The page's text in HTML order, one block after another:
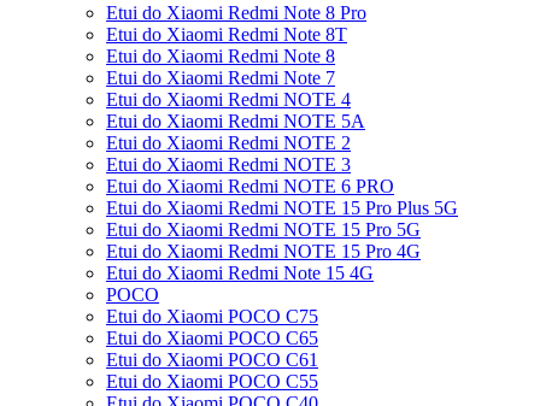
Etui do Xiaomi Redmi Note 8 Pro
Etui do Xiaomi Redmi Note 8T
Etui do Xiaomi Redmi Note 8
Etui do Xiaomi Redmi Note 7
Etui do Xiaomi Redmi NOTE 4
Etui do Xiaomi Redmi NOTE 5A
Etui do Xiaomi Redmi NOTE 2
Etui do Xiaomi Redmi NOTE 3
Etui do Xiaomi Redmi NOTE 6 PRO
Etui do Xiaomi Redmi NOTE 15 Pro Plus 5G
Etui do Xiaomi Redmi NOTE 15 Pro 5G
Etui do Xiaomi Redmi NOTE 15 Pro 4G
Etui do Xiaomi Redmi Note 15 4G
POCO
Etui do Xiaomi POCO C75
Etui do Xiaomi POCO C65
Etui do Xiaomi POCO C61
Etui do Xiaomi POCO C55